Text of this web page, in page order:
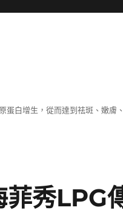
白增生，從而達到祛斑、嫩膚
菲秀LPG